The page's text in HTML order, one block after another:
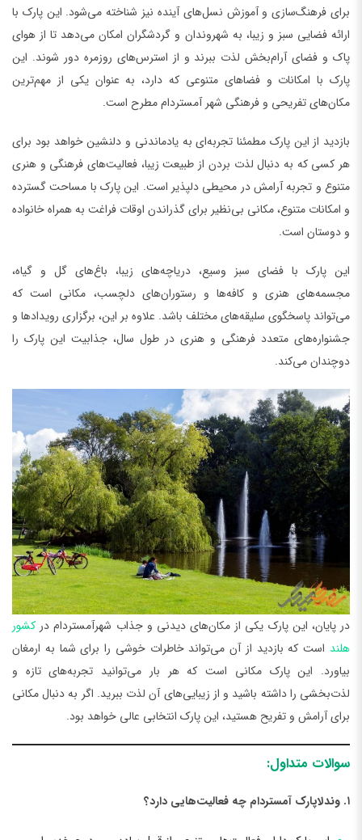
برای فرهنگ‌سازی و آموزش نسل‌های آینده نیز شناخته می‌شود. این پارک با
ارائه فضایی سبز و زیبا، به شهروندان و گردشگران امکان می‌دهد تا از هوای
پاک و فضای آرام‌بخش لذت ببرند و از استرس‌های روزمره دور شوند. این
پارک با امکانات و فضاهای متنوعی که دارد، به عنوان یکی از مهم‌ترین
مکان‌های تفریحی و فرهنگی شهر آمستردام مطرح است.
بازدید از این پارک مطمئنا تجربه‌ای به یادماندنی و دلنشین خواهد بود برای
هر کسی که به دنبال لذت بردن از طبیعت زیبا، فعالیت‌های فرهنگی و هنری
متنوع و تجربه آرامش در محیطی دلپذیر است. این پارک با مساحت گسترده
و امکانات متنوع، مکانی بی‌نظیر برای گذراندن اوقات فراغت به همراه خانواده
و دوستان است.
این پارک با فضای سبز وسیع، دریاچه‌های زیبا، باغ‌های گل و گیاه،
مجسمه‌های هنری و کافه‌ها و رستوران‌های دلچسب، مکانی است که
می‌تواند پاسخگوی سلیقه‌های مختلف باشد. علاوه بر این، برگزاری رویدادها و
جشنواره‌های متعدد فرهنگی و هنری در طول سال، جذابیت این پارک را
دوچندان می‌کند.
در پایان، این پارک یکی از مکان‌های دیدنی و جذاب شهرآمستردام در کشور
هلند است که بازدید از آن می‌تواند خاطرات خوشی را برای شما به ارمغان
بیاورد. این پارک مکانی است که هر بار می‌توانید تجربه‌های تازه و
لذت‌بخشی را داشته باشید و از زیبایی‌های آن لذت ببرید. اگر به دنبال مکانی
برای آرامش و تفریح هستید، این پارک انتخابی عالی خواهد بود.
سوالات متداول:
۱. وندلاپارک آمستردام چه فعالیت‌هایی دارد؟